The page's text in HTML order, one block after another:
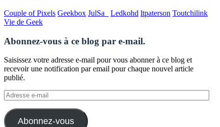
Couple of Pixels Geekbox JulSa_ Ledkohd ltpaterson Toutchilink
Vie de Geek
Abonnez-vous à ce blog par e-mail.
Saisissez votre adresse e-mail pour vous abonner à ce blog et
recevoir une notification par email pour chaque nouvel article
publié.
Adresse
e-
mail
Abonnez-vous